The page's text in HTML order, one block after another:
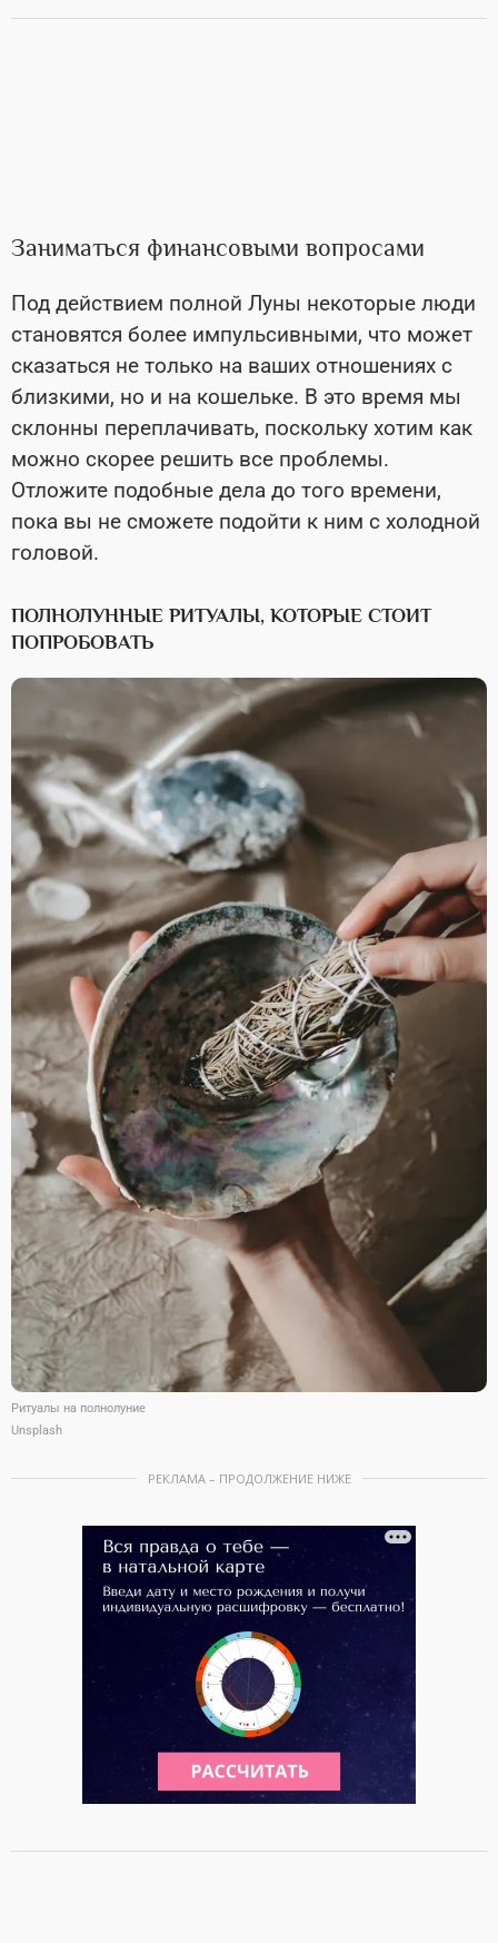
Заниматься финансовыми вопросами
Под действием полной Луны некоторые люди
становятся более импульсивными, что может
сказаться не только на ваших отношениях с
близкими, но и на кошельке. В это время мы
склонны переплачивать, поскольку хотим как
можно скорее решить все проблемы.
Отложите подобные дела до того времени,
пока вы не сможете подойти к ним с холодной
головой.
ПОЛНОЛУННЫЕ РИТУАЛЫ, КОТОРЫЕ СТОИТ
ПОПРОБОВАТЬ
Ритуалы на полнолуние
Unsplash
РЕКЛАМА – ПРОДОЛЖЕНИЕ НИЖЕ